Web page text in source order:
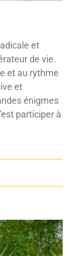
et
de vie.
et au rythme
et
énigmes
participer à